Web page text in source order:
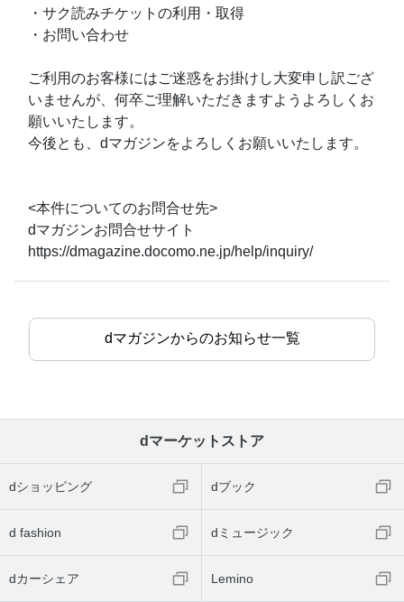
・サク読みチケットの利用・取得
・お問い合わせ
ご利用のお客様にはご迷惑をお掛けし大変申し訳ござ
いませんが、何卒ご理解いただきますようよろしくお
願いいたします。
今後とも、dマガジンをよろしくお願いいたします。
<本件についてのお問合せ先>
dマガジンお問合せサイト
https://dmagazine.docomo.ne.jp/help/inquiry/
dマガジンからのお知らせ一覧
dマーケットストア
dショッピング dブック
d fashion dミュージック
dカーシェア Lemino